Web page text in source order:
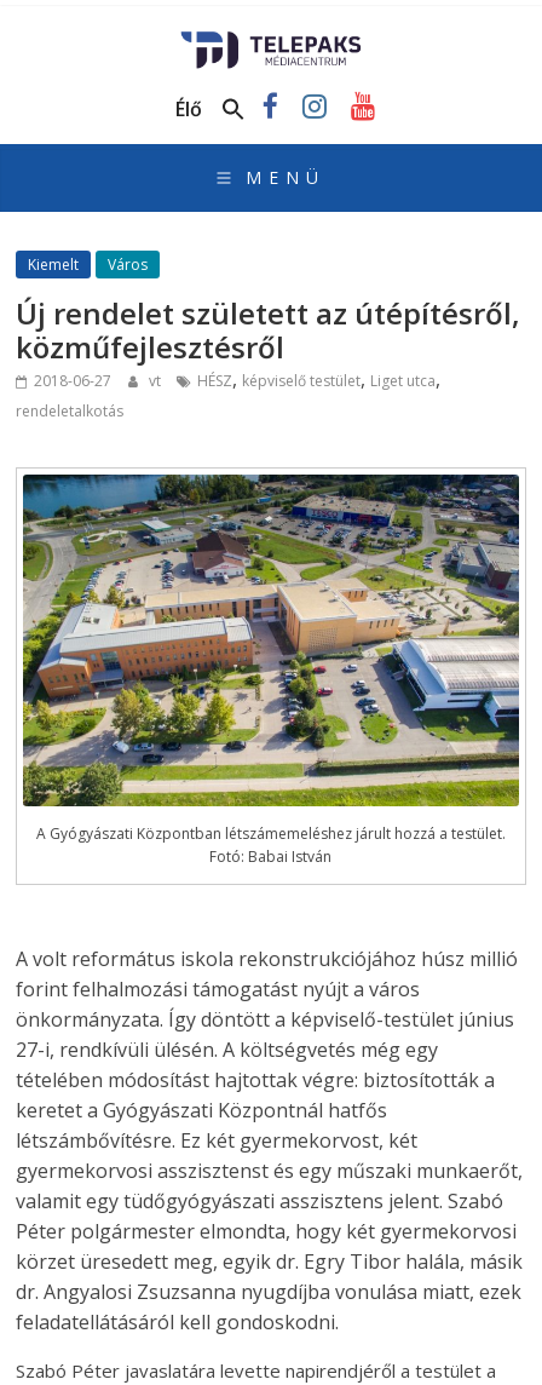
Médiacentrum
honlapja
Élő
Kiemelt Város
Új rendelet született az útépítésről,
közműfejlesztésről
2018-06-27 vt HÉSZ, képviselő testület, Liget utca,
rendeletalkotás
A Gyógyászati Központban létszámemeléshez járult hozzá a testület.
Fotó: Babai István
A volt református iskola rekonstrukciójához húsz millió
forint felhalmozási támogatást nyújt a város
önkormányzata. Így döntött a képviselő-testület június
27-i, rendkívüli ülésén. A költségvetés még egy
tételében módosítást hajtottak végre: biztosították a
keretet a Gyógyászati Központnál hatfős
létszámbővítésre. Ez két gyermekorvost, két
gyermekorvosi asszisztenst és egy műszaki munkaerőt,
valamit egy tüdőgyógyászati asszisztens jelent. Szabó
Péter polgármester elmondta, hogy két gyermekorvosi
körzet üresedett meg, egyik dr. Egry Tibor halála, másik
dr. Angyalosi Zsuzsanna nyugdíjba vonulása miatt, ezek
feladatellátásáról kell gondoskodni.
Szabó Péter javaslatára levette napirendjéről a testület a